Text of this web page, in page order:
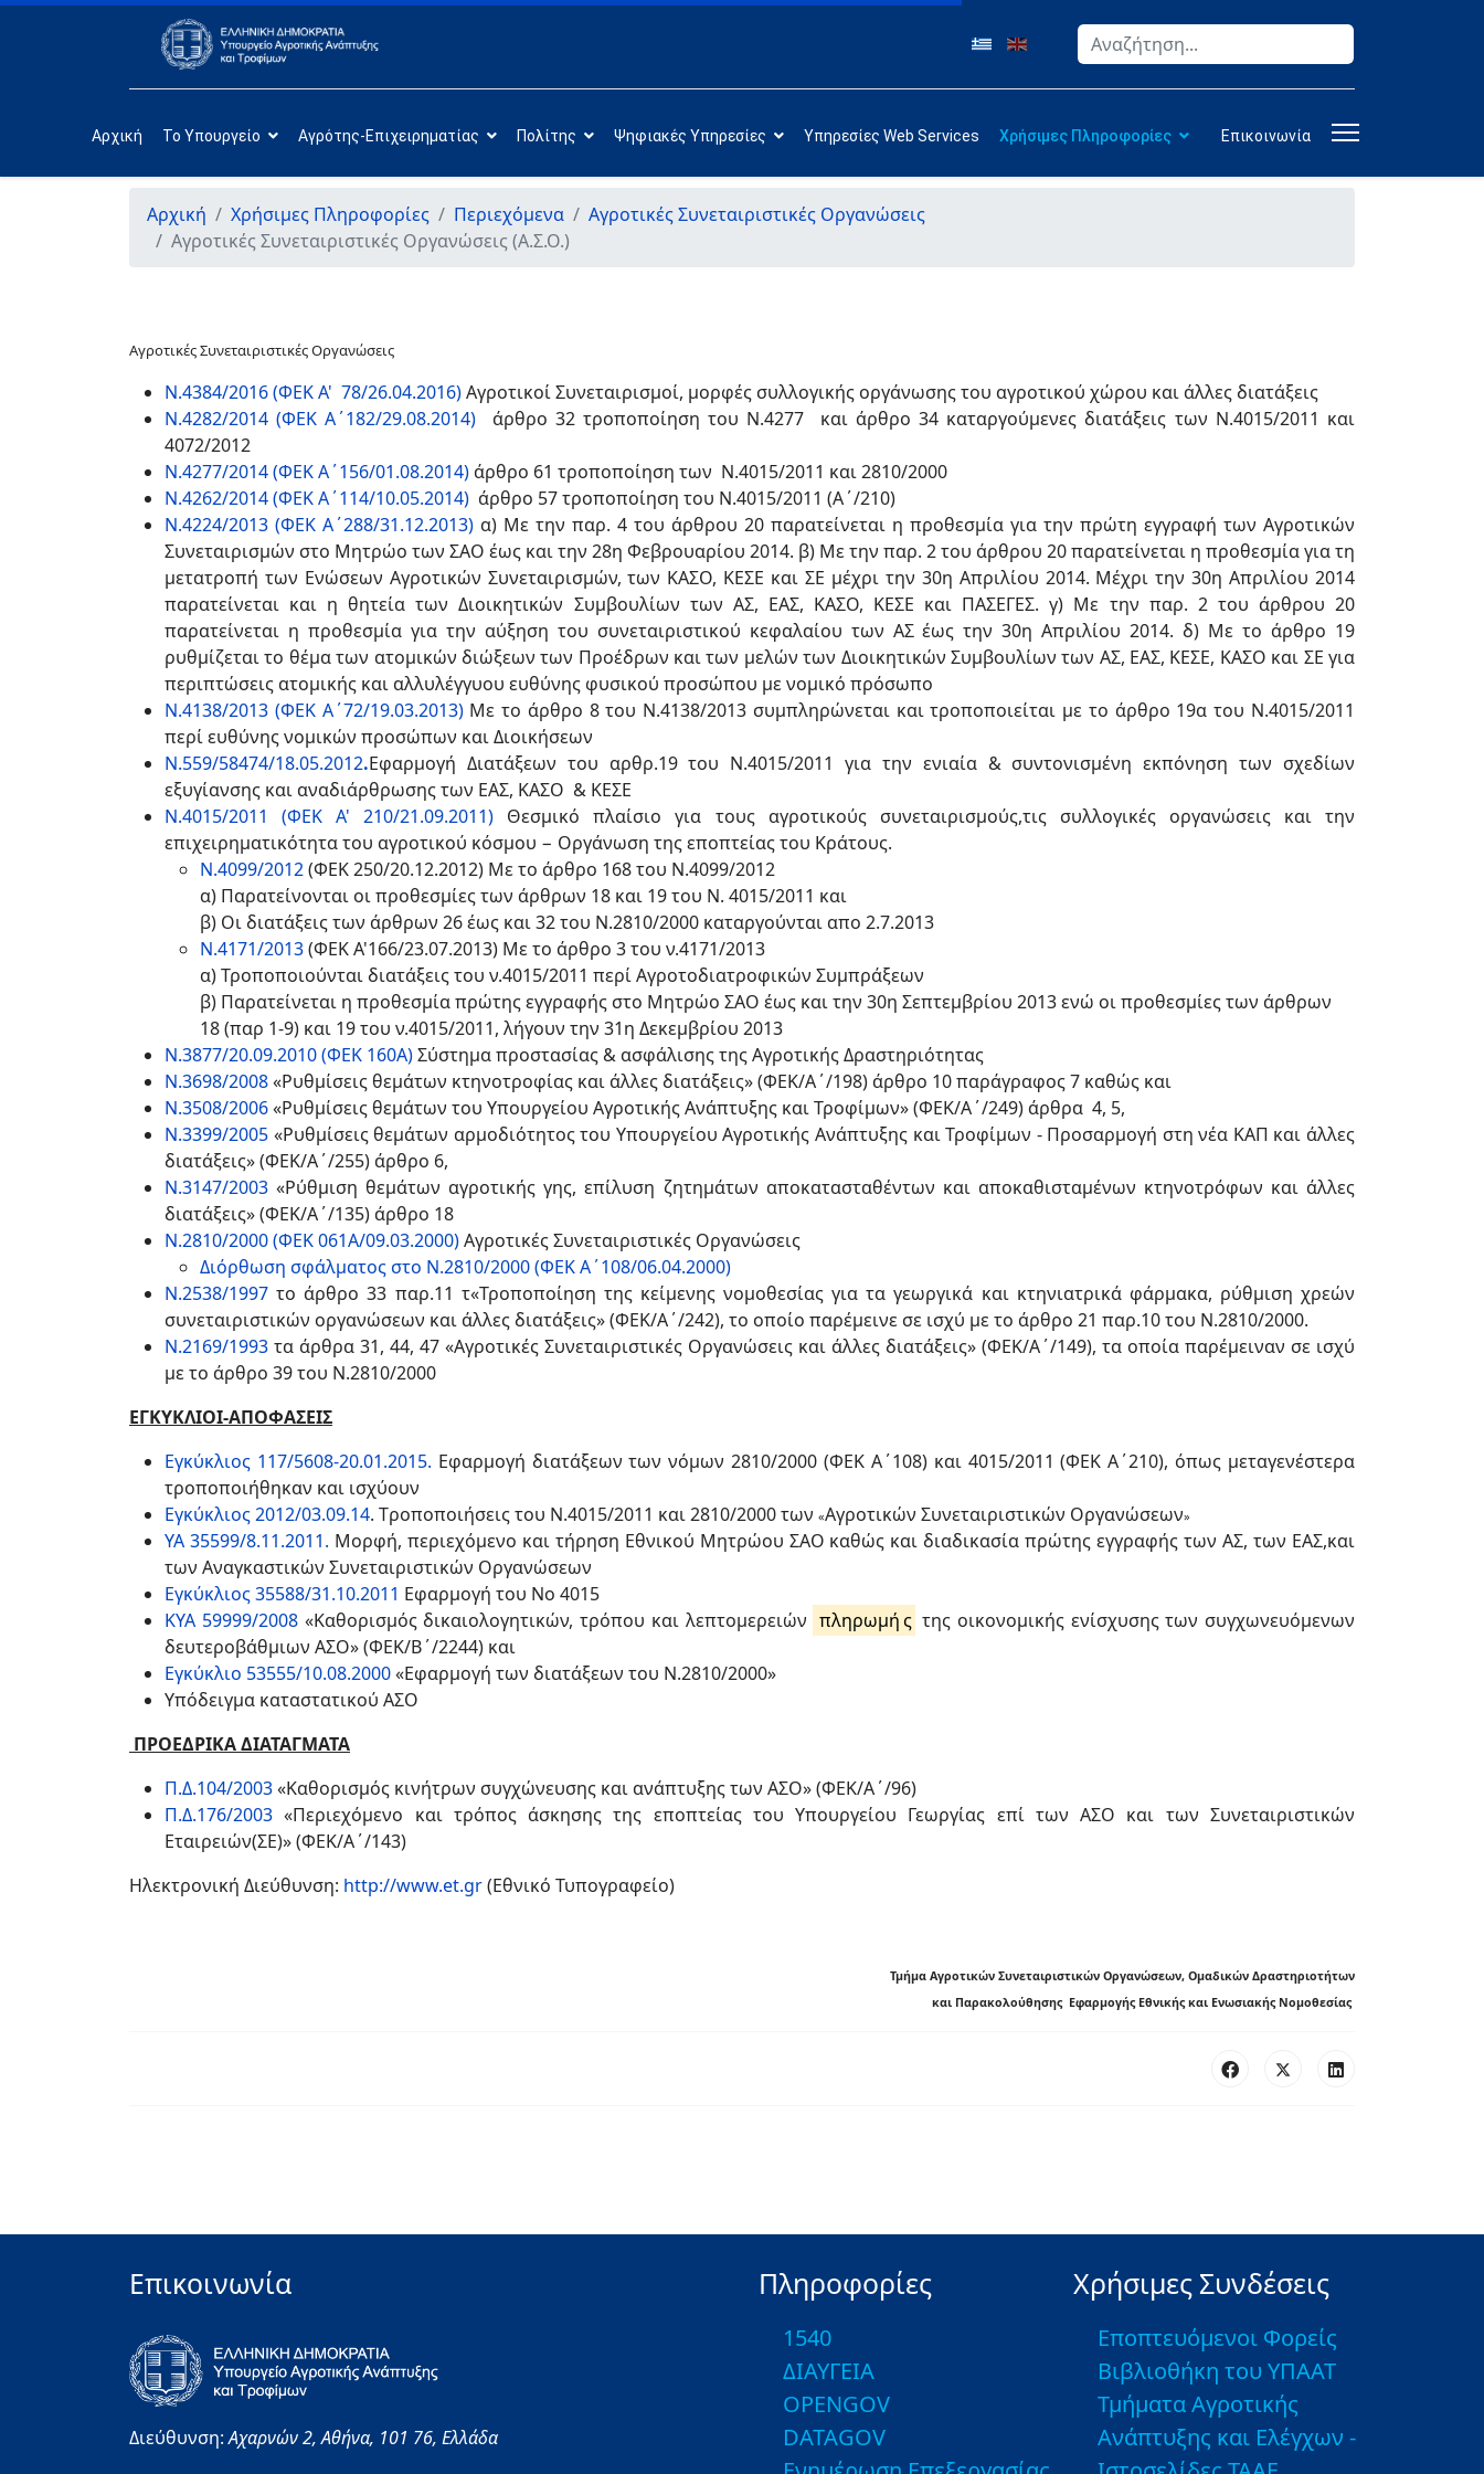
Αναζήτηση
Αρχική Το Υπουργείο Αγρότης-Επιχειρηματίας Πολίτης Ψηφιακές Υπηρεσίες Υπηρεσίες Web Services Χρήσιμες Πληροφορίες Επικοινωνία
Αρχική Χρήσιμες Πληροφορίες Περιεχόμενα
Αγροτικές Συνεταιριστικές Οργανώσεις
Αγροτικές Συνεταιριστικές Οργανώσεις (Α.Σ.Ο.)
Αγροτικές Συνεταιριστικές Οργανώσεις
Ν.4384/2016 (ΦΕΚ Α' 78/26.04.2016)Αγροτικοί Συνεταιρισμοί, μορφές συλλογικής οργάνωσης του αγροτικού χώρου και άλλες διατάξεις
Ν.4282/2014 (ΦΕΚ Α΄182/29.08.2014)
άρθρο 32 τροποποίηση του Ν.4277 και άρθρο 34 καταργούμενες διατάξεις των Ν.4015/2011 και
4072/2012
Ν.4277/2014 (ΦΕΚ Α΄156/01.08.2014)άρθρο 61 τροποποίηση των Ν.4015/2011 και 2810/2000
Ν.4262/2014 (ΦΕΚ Α΄114/10.05.2014) άρθρο 57 τροποποίηση του Ν.4015/2011 (Α΄/210)
Ν.4224/2013 (ΦΕΚ Α΄288/31.12.2013) α) Με την παρ. 4 του άρθρου 20 παρατείνεται η προθεσμία για την πρώτη εγγραφή των Αγροτικών
Συνεταιρισμών στο Μητρώο των ΣΑΟ έως και την 28η Φεβρουαρίου 2014. β) Με την παρ. 2 του άρθρου 20 παρατείνεται η προθεσμία για τη
μετατροπή των Ενώσεων Αγροτικών Συνεταιρισμών, των ΚΑΣΟ, ΚΕΣΕ και ΣΕ μέχρι την 30η Απριλίου 2014. Μέχρι την 30η Απριλίου 2014
παρατείνεται και η θητεία των Διοικητικών Συμβουλίων των ΑΣ, ΕΑΣ, ΚΑΣΟ, ΚΕΣΕ και ΠΑΣΕΓΕΣ. γ) Με την παρ. 2 του άρθρου 20
παρατείνεται η προθεσμία για την αύξηση του συνεταιριστικού κεφαλαίου των ΑΣ έως την 30η Απριλίου 2014. δ) Με το άρθρο 19
ρυθμίζεται το θέμα των ατομικών διώξεων των Προέδρων και των μελών των Διοικητικών Συμβουλίων των ΑΣ, ΕΑΣ, ΚΕΣΕ, ΚΑΣΟ και ΣΕ για
περιπτώσεις ατομικής και αλλυλέγγυου ευθύνης φυσικού προσώπου με νομικό πρόσωπο
Ν.4138/2013 (ΦΕΚ Α΄72/19.03.2013)Με το άρθρο 8 του Ν.4138/2013 συμπληρώνεται και τροποποιείται με το άρθρο 19α του Ν.4015/2011
περί ευθύνης νομικών προσώπων και Διοικήσεων
Ν.559/58474/18.05.2012.Εφαρμογή Διατάξεων του αρθρ.19 του Ν.4015/2011 για την ενιαία & συντονισμένη εκπόνηση των σχεδίων
εξυγίανσης και αναδιάρθρωσης των ΕΑΣ, ΚΑΣΟ & ΚΕΣΕ
Ν.4015/2011 (ΦΕΚ Α' 210/21.09.2011) Θεσμικό πλαίσιο για τους αγροτικούς συνεταιρισμούς,τις συλλογικές οργανώσεις και την
επιχειρηματικότητα του αγροτικού κόσμου − Οργάνωση της εποπτείας του Κράτους.
Ν.4099/2012(ΦΕΚ 250/20.12.2012) Με το άρθρο 168 του Ν.4099/2012
α) Παρατείνονται οι προθεσμίες των άρθρων 18 και 19 του Ν. 4015/2011 και
β) Οι διατάξεις των άρθρων 26 έως και 32 του Ν.2810/2000 καταργούνται απο 2.7.2013
Ν.4171/2013(ΦΕΚ Α'166/23.07.2013) Με το άρθρο 3 του ν.4171/2013
α) Τροποποιούνται διατάξεις του ν.4015/2011 περί Αγροτοδιατροφικών Συμπράξεων
β) Παρατείνεται η προθεσμία πρώτης εγγραφής στο Μητρώο ΣΑΟ έως και την 30η Σεπτεμβρίου 2013 ενώ οι προθεσμίες των άρθρων
18 (παρ 1-9) και 19 του ν.4015/2011, λήγουν την 31η Δεκεμβρίου 2013
Ν.3877/20.09.2010 (ΦΕΚ 160Α)Σύστημα προστασίας & ασφάλισης της Αγροτικής Δραστηριότητας
Ν.3698/2008«Ρυθμίσεις θεμάτων κτηνοτροφίας και άλλες διατάξεις» (ΦΕΚ/Α΄/198) άρθρο 10 παράγραφος 7 καθώς και
Ν.3508/2006«Ρυθμίσεις θεμάτων του Υπουργείου Αγροτικής Ανάπτυξης και Τροφίμων» (ΦΕΚ/Α΄/249) άρθρα 4, 5,
Ν.3399/2005 «Ρυθμίσεις θεμάτων αρμοδιότητος του Υπουργείου Αγροτικής Ανάπτυξης και Τροφίμων - Προσαρμογή στη νέα ΚΑΠ και άλλες
διατάξεις» (ΦΕΚ/Α΄/255) άρθρο 6,
Ν.3147/2003 «Ρύθμιση θεμάτων αγροτικής γης, επίλυση ζητημάτων αποκατασταθέντων και αποκαθισταμένων κτηνοτρόφων και άλλες
διατάξεις» (ΦΕΚ/Α΄/135) άρθρο 18
Ν.2810/2000 (ΦΕΚ 061Α/09.03.2000)Αγροτικές Συνεταιριστικές Οργανώσεις
Διόρθωση σφάλματος στο Ν.2810/2000 (ΦΕΚ Α΄108/06.04.2000)
Ν.2538/1997το άρθρο 33 παρ.11 τ«Τροποποίηση της κείμενης νομοθεσίας για τα γεωργικά και κτηνιατρικά φάρμακα, ρύθμιση χρεών
συνεταιριστικών οργανώσεων και άλλες διατάξεις» (ΦΕΚ/Α΄/242), το οποίο παρέμεινε σε ισχύ με το άρθρο 21 παρ.10 του Ν.2810/2000.
Ν.2169/1993 τα άρθρα 31, 44, 47 «Αγροτικές Συνεταιριστικές Οργανώσεις και άλλες διατάξεις» (ΦΕΚ/Α΄/149), τα οποία παρέμειναν σε ισχύ
με το άρθρο 39 του Ν.2810/2000
ΕΓΚΥΚΛΙΟΙ-ΑΠΟΦΑΣΕΙΣ
Εγκύκλιος 117/5608-20.01.2015. Εφαρμογή διατάξεων των νόμων 2810/2000 (ΦΕΚ Α΄108) και 4015/2011 (ΦΕΚ Α΄210), όπως μεταγενέστερα
τροποποιήθηκαν και ισχύουν
Εγκύκλιος 2012/03.09.14. Tροποποιήσεις του Ν.4015/2011 και 2810/2000 των «Αγροτικών Συνεταιριστικών Οργανώσεων»
ΥΑ 35599/8.11.2011. Μορφή, περιεχόμενο και τήρηση Εθνικού Μητρώου ΣΑΟ καθώς και διαδικασία πρώτης εγγραφής των ΑΣ, των ΕΑΣ,και
των Αναγκαστικών Συνεταιριστικών Οργανώσεων
Εγκύκλιος 35588/31.10.2011 Εφαρμογή του Νο 4015
ΚΥΑ 59999/2008«Καθορισμός δικαιολογητικών, τρόπου και λεπτομερειών πληρωμής της οικονομικής ενίσχυσης των συγχωνευόμενων
δευτεροβάθμιων ΑΣΟ» (ΦΕΚ/Β΄/2244) και
Εγκύκλιο 53555/10.08.2000«Εφαρμογή των διατάξεων του Ν.2810/2000»
Υπόδειγμα καταστατικού ΑΣΟ
ΠΡΟΕΔΡΙΚΑ ΔΙΑΤΑΓΜΑΤΑ
Π.Δ.104/2003«Καθορισμός κινήτρων συγχώνευσης και ανάπτυξης των ΑΣΟ» (ΦΕΚ/Α΄/96)
Π.Δ.176/2003«Περιεχόμενο και τρόπος άσκησης της εποπτείας του Υπουργείου Γεωργίας επί των ΑΣΟ και των Συνεταιριστικών
Εταιρειών(ΣΕ)» (ΦΕΚ/Α΄/143)
Ηλεκτρονική Διεύθυνση: http://www.et.gr(Εθνικό Τυπογραφείο)
Τμήμα Αγροτικών Συνεταιριστικών Οργανώσεων, Ομαδικών Δραστηριοτήτων
και Παρακολούθησης Εφαρμογής Εθνικής και Ενωσιακής Νομοθεσίας
Επικοινωνία
Διεύθυνση:Αχαρνών 2,Αθήνα, 101 76, Ελλάδα
Πληροφορίες
1540
ΔΙΑΥΓΕΙΑ
OPENGOV
DATAGOV
Χρήσιμες Συνδέσεις
Εποπτευόμενοι Φορείς
Βιβλιοθήκη του ΥΠΑΑΤ
Τμήματα Αγροτικής
Ανάπτυξης και Ελέγχων -